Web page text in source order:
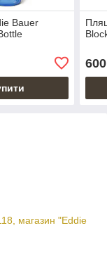
Bauer
600
магазин "Eddie